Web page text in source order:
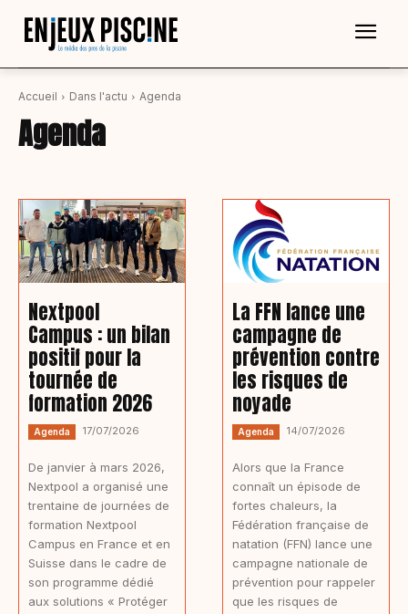
Accueil Dans l'actu Agenda
Agenda
Nextpool
Campus : un bilan
positif pour la
tournée de
formation 2026
Agenda 17/07/2026
De janvier à mars 2026,
Nextpool a organisé une
trentaine de journées de
formation Nextpool
Campus en France et en
Suisse dans le cadre de
son programme dédié
aux solutions « Protéger
La FFN lance une
campagne de
prévention contre
les risques de
noyade
Agenda 14/07/2026
Alors que la France
connaît un épisode de
fortes chaleurs, la
Fédération française de
natation (FFN) lance une
campagne nationale de
prévention pour rappeler
que les risques de